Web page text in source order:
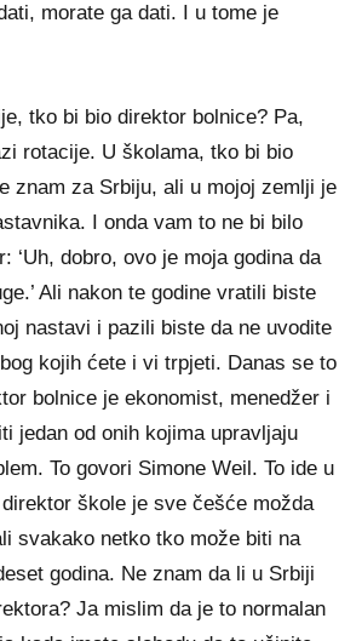
morate ga dati. I u tome je
tko bi bio direktor bolnice? Pa,
rotacije. U školama, tko bi bio
znam za Srbiju, ali u mojoj zemlji je
I onda vam to ne bi bilo
‘Uh, dobro, ovo je moja godina da
Ali nakon te godine vratili biste
nastavi i pazili biste da ne uvodite
kojih ćete i vi trpjeti. Danas se to
bolnice je ekonomist, menedžer i
jedan od onih kojima upravljaju
To govori Simone Weil. To ide u
škole je sve češće možda
svakako netko tko može biti na
godina. Ne znam da li u Srbiji
Ja mislim da je to normalan